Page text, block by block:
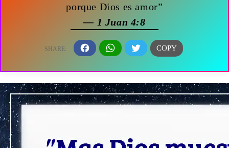
porque Dios es amor”
— 1 Juan 4:8